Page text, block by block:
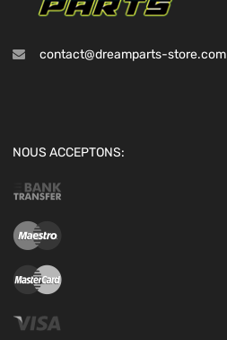
contact@dreamparts-store.com
NOUS ACCEPTONS: